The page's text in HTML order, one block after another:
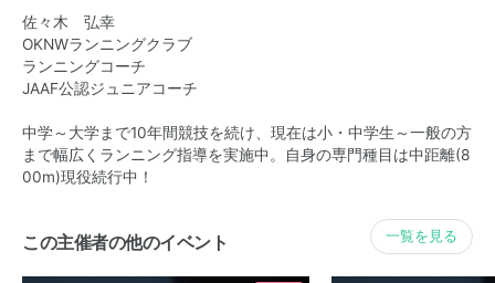
佐々木 弘幸
OKNWランニングクラブ
ランニングコーチ
JAAF公認ジュニアコーチ
中学～大学まで10年間競技を続け、現在は小・中学生～一般の方
まで幅広くランニング指導を実施中。自身の専門種目は中距離(8
00m)現役続行中！
この主催者の他のイベント 一覧を見る